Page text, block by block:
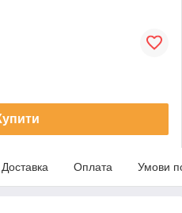
Доставка Оплата Умови